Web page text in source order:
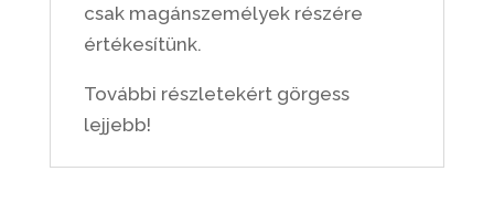
csak magánszemélyek részére
értékesítünk.
További részletekért görgess
lejjebb!